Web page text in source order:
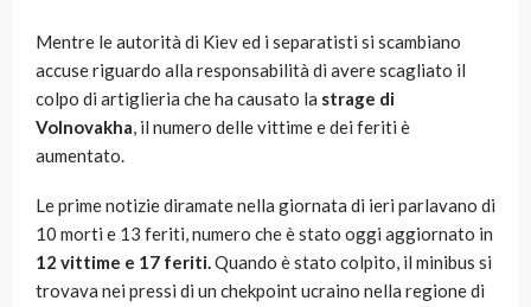
Mentre le autorità di Kiev ed i separatisti si scambiano
accuse riguardo alla responsabilità di avere scagliato il
colpo di artiglieria che ha causato la strage di
Volnovakha, il numero delle vittime e dei feriti è
aumentato.
Le prime notizie diramate nella giornata di ieri parlavano di
10 morti e 13 feriti, numero che è stato oggi aggiornato in
12 vittime e 17 feriti.Quando è stato colpito, il minibus si
trovava nei pressi di un chekpoint ucraino nella regione di